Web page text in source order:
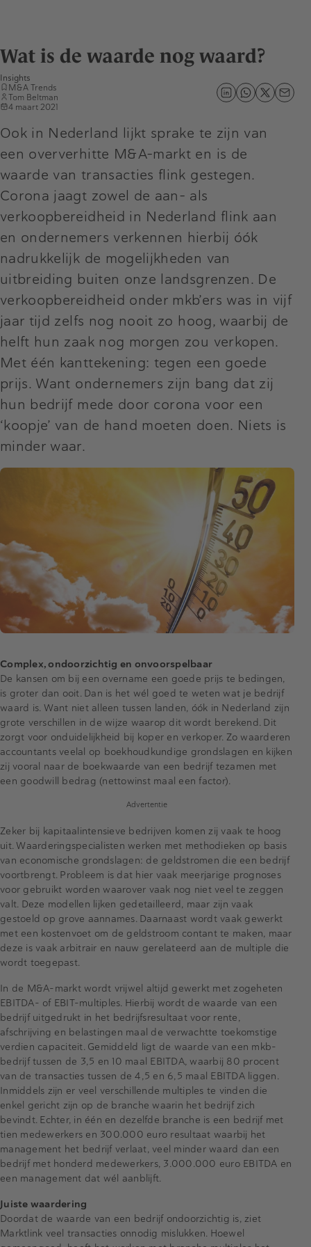
Wat is de waarde nog waard?
Insights
M&A Trends
Tom Beltman
4 maart 2021
Ook in Nederland lijkt sprake te zijn van
een oververhitte M&A-markt en is de
waarde van transacties flink gestegen.
Corona jaagt zowel de aan- als
verkoopbereidheid in Nederland flink aan
en ondernemers verkennen hierbij óók
nadrukkelijk de mogelijkheden van
uitbreiding buiten onze landsgrenzen. De
verkoopbereidheid onder mkb’ers was in vijf
jaar tijd zelfs nog nooit zo hoog, waarbij de
helft hun zaak nog morgen zou verkopen.
Met één kanttekening: tegen een goede
prijs. Want ondernemers zijn bang dat zij
hun bedrijf mede door corona voor een
‘koopje’ van de hand moeten doen. Niets is
minder waar.
Complex, ondoorzichtig en onvoorspelbaar
De kansen om bij een overname een goede prijs te bedingen,
is groter dan ooit. Dan is het wél goed te weten wat je bedrijf
waard is. Want niet alleen tussen landen, óók in Nederland zijn
grote verschillen in de wijze waarop dit wordt berekend. Dit
zorgt voor onduidelijkheid bij koper en verkoper. Zo waarderen
accountants veelal op boekhoudkundige grondslagen en kijken
zij vooral naar de boekwaarde van een bedrijf tezamen met
een goodwill bedrag (nettowinst maal een factor).
Advertentie
Zeker bij kapitaalintensieve bedrijven komen zij vaak te hoog
uit. Waarderingspecialisten werken met methodieken op basis
van economische grondslagen: de geldstromen die een bedrijf
voortbrengt. Probleem is dat hier vaak meerjarige prognoses
voor gebruikt worden waarover vaak nog niet veel te zeggen
valt. Deze modellen lijken gedetailleerd, maar zijn vaak
gestoeld op grove aannames. Daarnaast wordt vaak gewerkt
met een kostenvoet om de geldstroom contant te maken, maar
deze is vaak arbitrair en nauw gerelateerd aan de multiple die
wordt toegepast.
In de M&A-markt wordt vrijwel altijd gewerkt met zogeheten
EBITDA- of EBIT-multiples. Hierbij wordt de waarde van een
bedrijf uitgedrukt in het bedrijfsresultaat voor rente,
afschrijving en belastingen maal de verwachtte toekomstige
verdien capaciteit. Gemiddeld ligt de waarde van een mkb-
bedrijf tussen de 3,5 en 10 maal EBITDA, waarbij 80 procent
van de transacties tussen de 4,5 en 6,5 maal EBITDA liggen.
Inmiddels zijn er veel verschillende multiples te vinden die
enkel gericht zijn op de branche waarin het bedrijf zich
bevindt. Echter, in één en dezelfde branche is een bedrijf met
tien medewerkers en 300.000 euro resultaat waarbij het
management het bedrijf verlaat, veel minder waard dan een
bedrijf met honderd medewerkers, 3.000.000 euro EBITDA en
een management dat wél aanblijft.
Juiste waardering
Doordat de waarde van een bedrijf ondoorzichtig is, ziet
Marktlink veel transacties onnodig mislukken. Hoewel